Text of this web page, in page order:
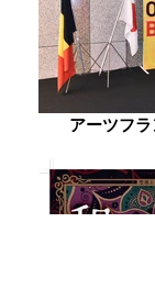
アーツフ